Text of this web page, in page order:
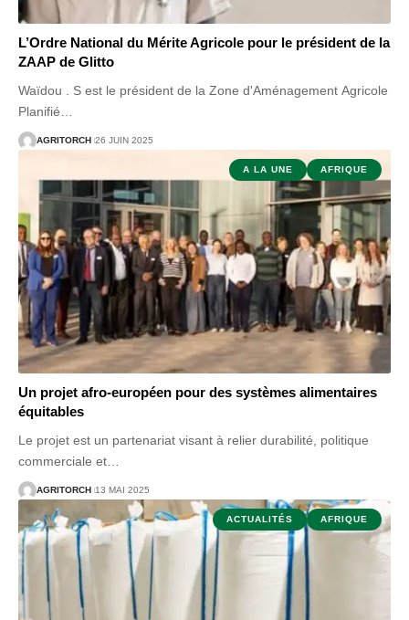
L’Ordre National du Mérite Agricole pour le président de la
ZAAP de Glitto
Waïdou . S est le président de la Zone d'Aménagement Agricole
Planifié
AGRITORCH 26 JUIN 2025
A LA UNE AFRIQUE
Un projet afro-européen pour des systèmes alimentaires
équitables
Le projet est un partenariat visant à relier durabilité, politique
commerciale et
AGRITORCH 13 MAI 2025
ACTUALITÉS AFRIQUE